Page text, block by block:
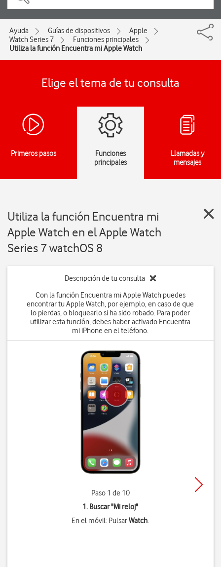
Ayuda Guías de dispositivos
Apple
Watch Series 7
Funciones principales
Utiliza la función Encuentra mi Apple Watch
Elige el tema de tu consulta
Primeros pasos
Funciones
principales
Llamadas y
mensajes
Utiliza la función Encuentra mi
Apple Watch en el Apple Watch
Series 7 watchOS 8
Descripción de tu consulta
Con la función Encuentra mi Apple Watch puedes
encontrar tu Apple Watch, por ejemplo, en caso de que
lo pierdas, o bloquearlo si ha sido robado. Para poder
utilizar esta función, debes haber activado Encuentra
mi iPhone en el teléfono.
Paso 1 de 10
1. Buscar "Mi reloj"
En el móvil: PulsarWatch.